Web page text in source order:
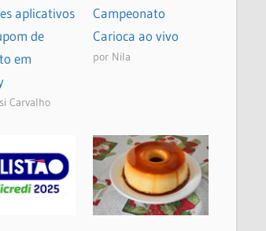
aplicativos
de
em
Carvalho
Campeonato
Carioca ao vivo
por Nila